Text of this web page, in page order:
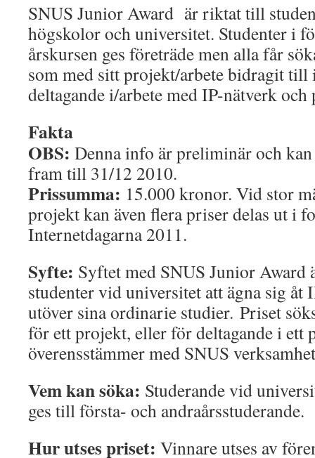
SNUS Junior Award är riktat till
högskolor och universitet. Studenter i
årskursen ges företräde men alla får
som med sitt projekt/arbete bidragit till
deltagande i/arbete med IP-nätverk
Fakta
OBS: Denna info är preliminär och
fram till 31/12 2010.
Prissumma: 15.000 kronor. Vid stor
projekt kan även flera priser delas ut i
Internetdagarna 2011.
Syfte: Syftet med SNUS Junior Award
studenter vid universitet att ägna sig åt
utöver sina ordinarie studier. Priset
för ett projekt, eller för deltagande i ett
överensstämmer med SNUS
Vem kan söka: Studerande vid
ges till första- och andraårsstuderande.
Hur utses priset: Vinnare utses av